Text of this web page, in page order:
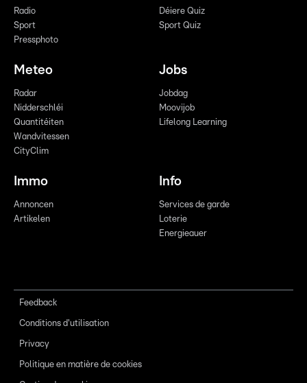
Radio
Sport
Pressphoto
Déiere Quiz
Sport Quiz
Meteo
Radar
Nidderschléi
Quantitéiten
Wandvitessen
CityClim
Jobs
Jobdag
Moovijob
Lifelong Learning
Immo
Annoncen
Artikelen
Info
Services de garde
Loterie
Energieauer
Feedback
Conditions d'utilisation
Privacy
Politique en matière de cookies